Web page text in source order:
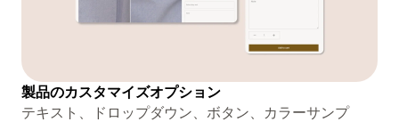
製品のカスタマイズオプション
テキスト、ドロップダウン、ボタン、カラーサンプ